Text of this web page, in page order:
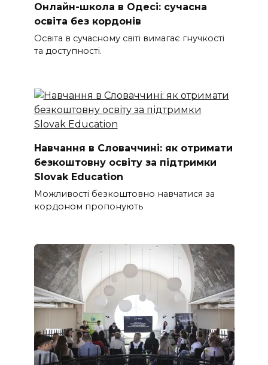
Онлайн-школа в Одесі: сучасна
освіта без кордонів
Освіта в сучасному світі вимагає гнучкості
та доступності.
Навчання в Словаччині: як отримати
безкоштовну освіту за підтримки
Slovak Education
Можливості безкоштовно навчатися за
кордоном пропонують